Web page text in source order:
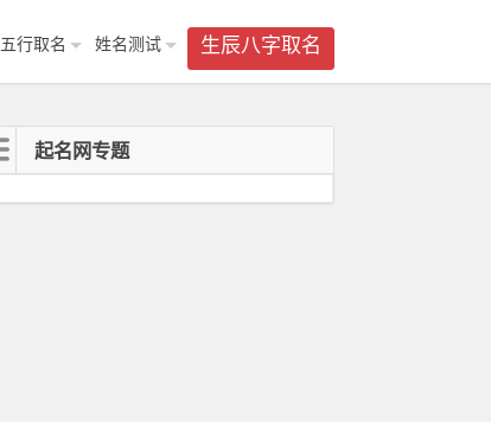
生辰八字取名
五行取名 姓名测试
起名网专题